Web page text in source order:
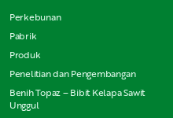
Perkebunan
Pabrik
Produk
Penelitian dan Pengembangan
Benih Topaz – Bibit Kelapa Sawit
Unggul